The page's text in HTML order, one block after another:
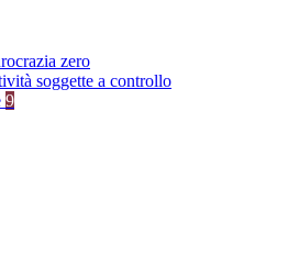
zero
soggette a controllo
9